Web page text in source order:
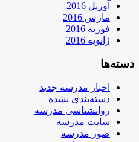
آوریل 2016
مارس 2016
فوریه 2016
ژانویه 2016
دسته‌ها
اخبار مدرسه جدید
دسته‌بندی نشده
روانشناسی مدرسه
سایت مدرسه
صور مدرسه